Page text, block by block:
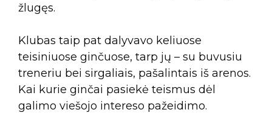
žlugęs.
Klubas taip pat dalyvavo keliuose
teisiniuose ginčuose, tarp jų – su buvusiu
treneriu bei sirgaliais, pašalintais iš arenos.
Kai kurie ginčai pasiekė teismus dėl
galimo viešojo intereso pažeidimo.